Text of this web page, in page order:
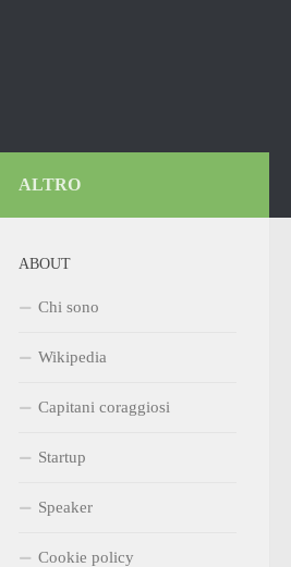
ALTRO
ABOUT
Chi sono
Wikipedia
Capitani coraggiosi
Startup
Speaker
Cookie policy